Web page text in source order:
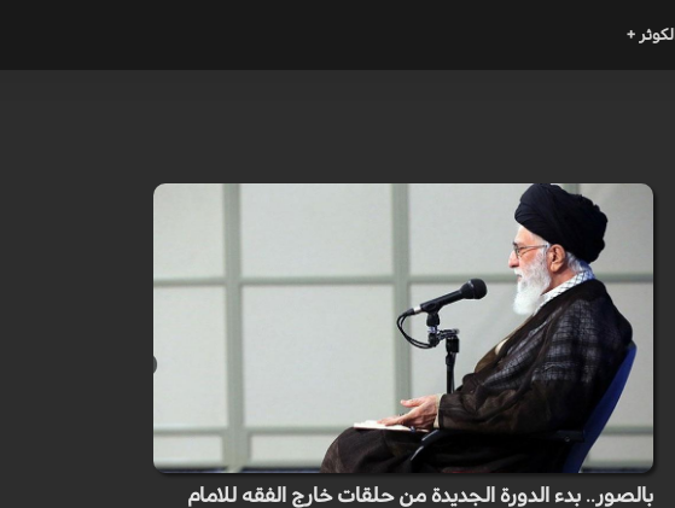
الكوثر +
بالصور.. بدء الدورة الجديدة من حلقات خارج الفقه للامام